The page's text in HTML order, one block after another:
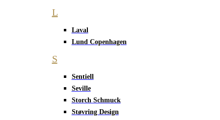
L
Laval
Lund Copenhagen
S
Sentiell
Seville
Storch Schmuck
Støvring Design